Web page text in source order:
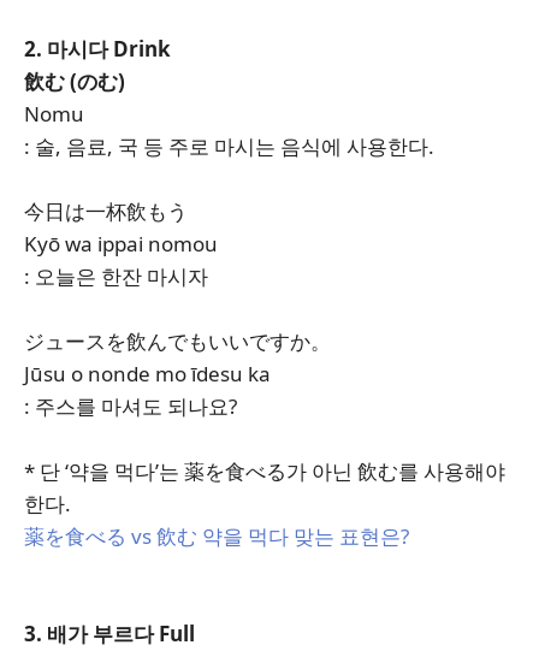
2. 마시다 Drink
飲む (のむ)
Nomu
: 술, 음료, 국 등 주로 마시는 음식에 사용한다.
今日は一杯飲もう
Kyō wa ippai nomou
: 오늘은 한잔 마시자
ジュースを飲んでもいいですか。
Jūsu o nonde mo īdesu ka
: 주스를 마셔도 되나요?
* 단 ‘약을 먹다’는 薬を食べる가 아닌 飲む를 사용해야
한다.
薬を食べる vs 飲む 약을 먹다 맞는 표현은?
3. 배가 부르다 Full